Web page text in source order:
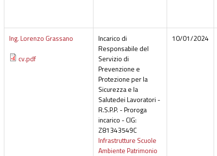
Ing. Lorenzo Grassano
cv.pdf
Incarico di
Responsabile del
Servizio di
Prevenzione e
Protezione per la
Sicurezza e la
Salutedei Lavoratori -
R.S.P.P. - Proroga
incarico - CIG:
Z81343549C
Infrastrutture Scuole
Ambiente Patrimonio
10/01/2024